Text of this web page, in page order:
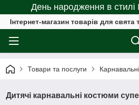
День народження в стилі
Інтернет-магазин товарів для
Товари та послуги
Дитячі карнавальні костюми